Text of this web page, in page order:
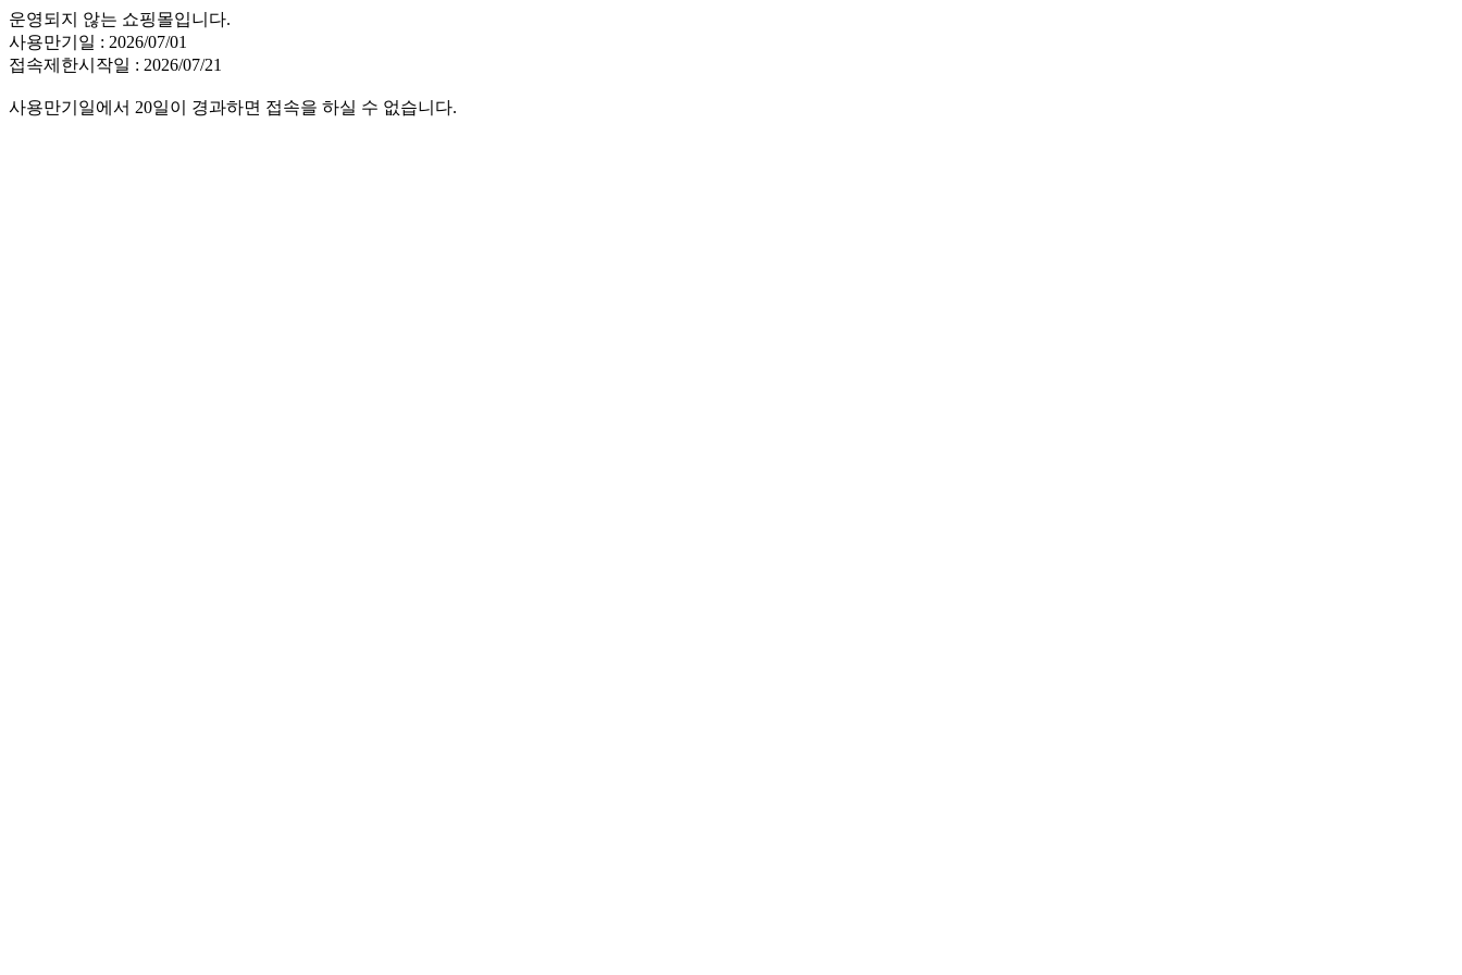
운영되지 않는 쇼핑몰입니다.
사용만기일 : 2026/07/01
접속제한시작일 : 2026/07/21
사용만기일에서 20일이 경과하면 접속을 하실 수 없습니다.